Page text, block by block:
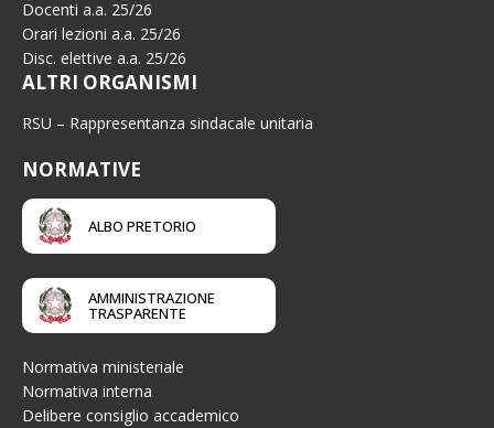
Docenti a.a. 25/26
Orari lezioni a.a. 25/26
Disc. elettive a.a. 25/26
ALTRI ORGANISMI
RSU – Rappresentanza sindacale unitaria
NORMATIVE
ALBO PRETORIO
AMMINISTRAZIONE
TRASPARENTE
Normativa ministeriale
Normativa interna
Delibere consiglio accademico